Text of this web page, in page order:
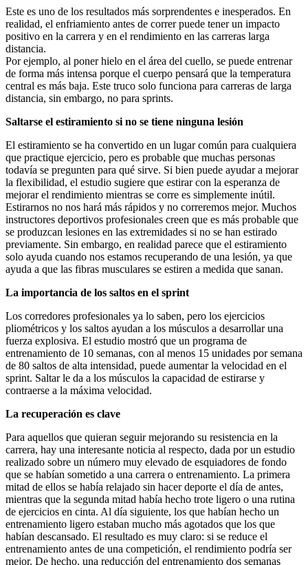
Este es uno de los resultados más sorprendentes e inesperados. En
realidad, el enfriamiento antes de correr puede tener un impacto
positivo en la carrera y en el rendimiento en las carreras larga
distancia.
Por ejemplo, al poner hielo en el área del cuello, se puede entrenar
de forma más intensa porque el cuerpo pensará que la temperatura
central es más baja. Este truco solo funciona para carreras de larga
distancia, sin embargo, no para sprints.
Saltarse el estiramiento si no se tiene ninguna lesión
El estiramiento se ha convertido en un lugar común para cualquiera
que practique ejercicio, pero es probable que muchas personas
todavía se pregunten para qué sirve. Si bien puede ayudar a mejorar
la flexibilidad, el estudio sugiere que estirar con la esperanza de
mejorar el rendimiento mientras se corre es simplemente inútil.
Estirarnos no nos hará más rápidos y no correremos mejor. Muchos
instructores deportivos profesionales creen que es más probable que
se produzcan lesiones en las extremidades si no se han estirado
previamente. Sin embargo, en realidad parece que el estiramiento
solo ayuda cuando nos estamos recuperando de una lesión, ya que
ayuda a que las fibras musculares se estiren a medida que sanan.
La importancia de los saltos en el sprint
Los corredores profesionales ya lo saben, pero los ejercicios
pliométricos y los saltos ayudan a los músculos a desarrollar una
fuerza explosiva. El estudio mostró que un programa de
entrenamiento de 10 semanas, con al menos 15 unidades por semana
de 80 saltos de alta intensidad, puede aumentar la velocidad en el
sprint. Saltar le da a los músculos la capacidad de estirarse y
contraerse a la máxima velocidad.
La recuperación es clave
Para aquellos que quieran seguir mejorando su resistencia en la
carrera, hay una interesante noticia al respecto, dada por un estudio
realizado sobre un número muy elevado de esquiadores de fondo
que se habían sometido a una carrera o entrenamiento. La primera
mitad de ellos se había relajado sin hacer deporte el día de antes,
mientras que la segunda mitad había hecho trote ligero o una rutina
de ejercicios en cinta. Al día siguiente, los que habían hecho un
entrenamiento ligero estaban mucho más agotados que los que
habían descansado. El resultado es muy claro: si se reduce el
entrenamiento antes de una competición, el rendimiento podría ser
mejor. De hecho, una reducción del entrenamiento dos semanas